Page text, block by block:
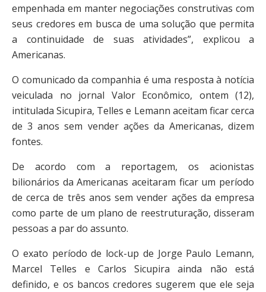
empenhada em manter negociações construtivas com
seus credores em busca de uma solução que permita
a continuidade de suas atividades”, explicou a
Americanas.
O comunicado da companhia é uma resposta à notícia
veiculada no jornal Valor Econômico, ontem (12),
intitulada Sicupira, Telles e Lemann aceitam ficar cerca
de 3 anos sem vender ações da Americanas, dizem
fontes.
De acordo com a reportagem, os acionistas
bilionários da Americanas aceitaram ficar um período
de cerca de três anos sem vender ações da empresa
como parte de um plano de reestruturação, disseram
pessoas a par do assunto.
O exato período de lock-up de Jorge Paulo Lemann,
Marcel Telles e Carlos Sicupira ainda não está
definido, e os bancos credores sugerem que ele seja